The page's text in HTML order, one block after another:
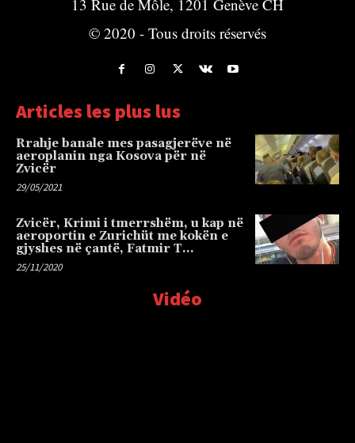
13 Rue de Môle, 1201 Genève CH
© 2020 - Tous droits réservés
Articles les plus lus
Rrahje banale mes pasagjerëve në
aeroplanin nga Kosova për në
Zvicër
29/05/2021
Zvicër, Krimi i tmerrshëm, u kap në
aeroportin e Zurichüt me kokën e
gjyshes në çantë, Fatmir T…
25/11/2020
Vidéo